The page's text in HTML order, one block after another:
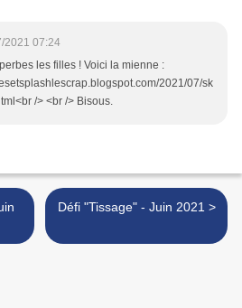
2021 07:24
les filles ! Voici la mienne :
2021/07/sk
/> <br /> Bisous.
Défi "Tissage" - Juin 2021 >